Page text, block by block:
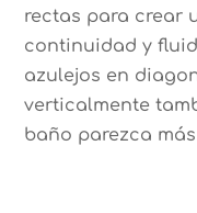
rectas para crear
continuidad y
azulejos en
verticalmente
baño parezca